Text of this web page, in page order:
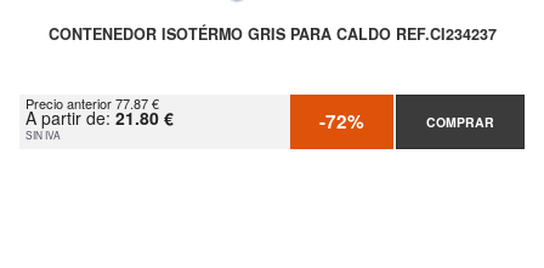
CONTENEDOR ISOTÉRMO GRIS PARA CALDO REF.CI234237
Precio anterior 77.87 €
A partir de: 21.80 €
SIN IVA -72% COMPRAR